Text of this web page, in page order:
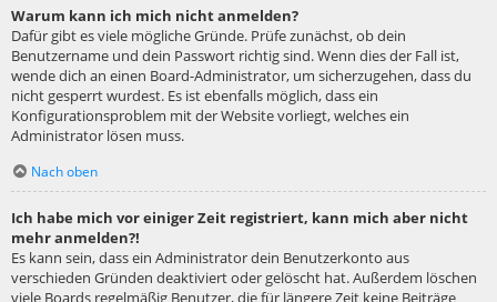
Warum kann ich mich nicht anmelden?
Dafür gibt es viele mögliche Gründe. Prüfe zunächst, ob dein
Benutzername und dein Passwort richtig sind. Wenn dies der Fall ist,
wende dich an einen Board-Administrator, um sicherzugehen, dass du
nicht gesperrt wurdest. Es ist ebenfalls möglich, dass ein
Konfigurationsproblem mit der Website vorliegt, welches ein
Administrator lösen muss.
Nach oben
Ich habe mich vor einiger Zeit registriert, kann mich aber nicht
mehr anmelden?!
Es kann sein, dass ein Administrator dein Benutzerkonto aus
verschieden Gründen deaktiviert oder gelöscht hat. Außerdem löschen
viele Boards regelmäßig Benutzer, die für längere Zeit keine Beiträge